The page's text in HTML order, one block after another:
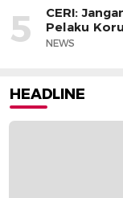
5
CERI:
Pelaku
NEWS
HEADLINE